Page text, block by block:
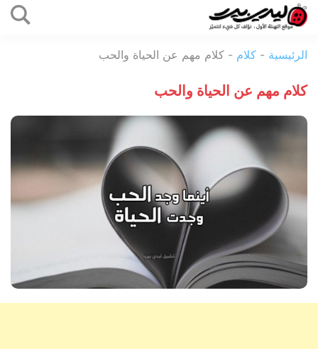
المحتوى
بيرد
الرئيسية - كلام - كلام مهم عن الحياة والحب
كلام مهم عن الحياة والحب